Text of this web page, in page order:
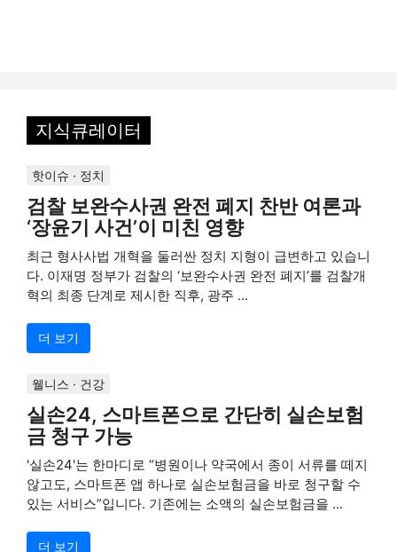
지식큐레이터
핫이슈 · 정치
검찰 보완수사권 완전 폐지 찬반 여론과
‘장윤기 사건’이 미친 영향
최근 형사사법 개혁을 둘러싼 정치 지형이 급변하고 있습니
다. 이재명 정부가 검찰의 ‘보완수사권 완전 폐지’를 검찰개
혁의 최종 단계로 제시한 직후, 광주 ...
더 보기
웰니스 · 건강
실손24, 스마트폰으로 간단히 실손보험
금 청구 가능
'실손24'는 한마디로 “병원이나 약국에서 종이 서류를 떼지
않고도, 스마트폰 앱 하나로 실손보험금을 바로 청구할 수
있는 서비스”입니다. 기존에는 소액의 실손보험금을 ...
더 보기